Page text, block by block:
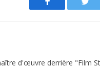
Facebook
d'œuvre derrière "Film